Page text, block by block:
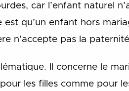
car l’enfant naturel
est qu’un enfant hors
n’accepte pas la
Il concerne le
les filles comme pour